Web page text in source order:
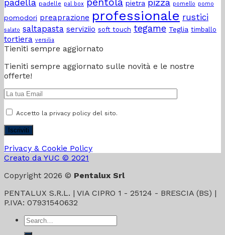
padella padelle pal box pentola pietra pizza pomello pomo
pomodori preaprazione professionale rustici
salato saltapasta serviziio soft touch tegame Teglia timballo
tortiera versilia
Tieniti sempre aggiornato
Tieniti sempre aggiornato sulle novità e le nostre
offerte!
Accetto la privacy policy del sito.
Privacy & Cookie Policy
Creato da YUC © 2021
Copyright 2026 © Pentalux Srl
PENTALUX S.R.L. | VIA CIPRO 1 - 25124 - BRESCIA (BS) |
P.IVA: 07931540632
Search